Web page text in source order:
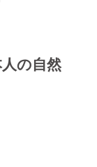
人の自然